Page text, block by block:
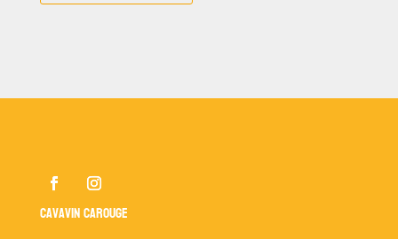
Cavavin Carouge